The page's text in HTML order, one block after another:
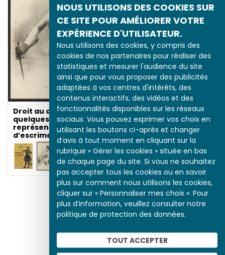
NOUS UTILISONS DES COOKIES SUR
CE SITE POUR AMÉLIORER VOTRE
EXPÉRIENCE D'UTILISATEUR.
Nous utilisons des cookies, y compris des
cookies de nos partenaires pour réaliser des
statistiques et mesurer l'audience du site
ainsi que pour vous proposer des publicités
adaptées à vos centres d'intérêts, des
contenus interactifs, des vidéos et des
fonctionnalités disponibles sur les réseaux
sociaux. Vous pouvez exprimer vos choix en
utilisant les boutons ci-après et changer
d’avis à tout moment en cliquant sur la
rubrique « Gérer les cookies » située en bas
de chaque page du site. Si vous ne souhaitez
pas accepter tous les cookies ou en savoir
plus sur comment nous utilisons les cookies,
cliquer sur « Personnaliser mes choix ». Pour
plus d’information, veuillez consulter notre
politique de protection des données.
TOUT ACCEPTER
Droit au cœur : de
quelques
représentations
d’escrimeuses
Droit au cœur : de
quelques
représentations
d’escrimeuses
Droit au cœur : de
quelques
représentations